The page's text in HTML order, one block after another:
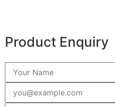
Product Enquiry